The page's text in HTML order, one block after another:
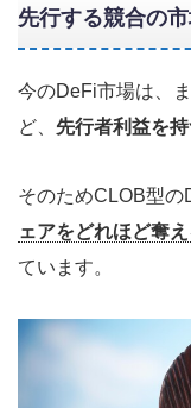
先行する競合の
今のDeFi市場は、
ど、 先行者利益を
そのためCLOB型の
ェアをどれほど奪
ています。